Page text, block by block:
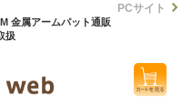
金属アームパット通販
扱
PCサイト